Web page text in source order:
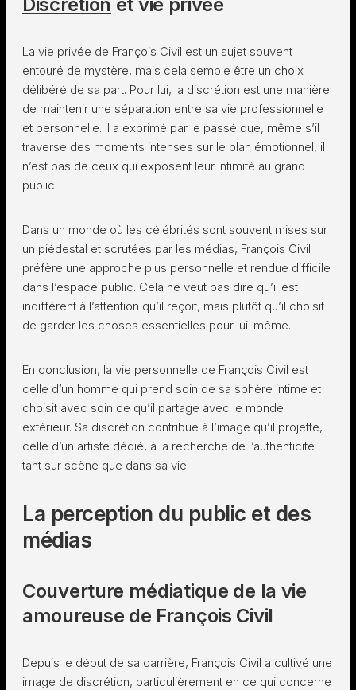
La vie privée de François Civil est un sujet souvent
entouré de mystère, mais cela semble être un choix
délibéré de sa part. Pour lui, la discrétion est une manière
de maintenir une séparation entre sa vie professionnelle
et personnelle. Il a exprimé par le passé que, même s’il
traverse des moments intenses sur le plan émotionnel, il
n’est pas de ceux qui exposent leur intimité au grand
public.
Dans un monde où les célébrités sont souvent mises sur
un piédestal et scrutées par les médias, François Civil
préfère une approche plus personnelle et rendue difficile
dans l’espace public. Cela ne veut pas dire qu’il est
indifférent à l’attention qu’il reçoit, mais plutôt qu’il choisit
de garder les choses essentielles pour lui-même.
En conclusion, la vie personnelle de François Civil est
celle d’un homme qui prend soin de sa sphère intime et
choisit avec soin ce qu’il partage avec le monde
extérieur. Sa discrétion contribue à l’image qu’il projette,
celle d’un artiste dédié, à la recherche de l’authenticité
tant sur scène que dans sa vie.
La perception du public et des
médias
Couverture médiatique de la vie
amoureuse de François Civil
Depuis le début de sa carrière, François Civil a cultivé une
image de discrétion, particulièrement en ce qui concerne